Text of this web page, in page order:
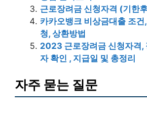
근로장려금 신청자격 (기한
카카오뱅크 비상금대출 조건
청, 상환방법
2023 근로장려금 신청자격,
자 확인 , 지급일 및 총정리
자주 묻는 질문